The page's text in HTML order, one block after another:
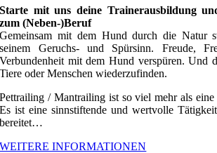
Starte mit uns deine Trainerausbildung
zum (Neben-)Beruf
Gemeinsam mit dem Hund durch die Natur
seinem Geruchs- und Spürsinn. Freude,
Verbundenheit mit dem Hund verspüren. Und
Tiere oder Menschen wiederzufinden.
Pettrailing / Mantrailing ist so viel mehr als eine
Es ist eine sinnstiftende und wertvolle
bereitet…
WEITERE INFORMATIONEN